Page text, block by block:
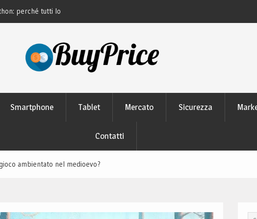
perché tutti lo
moderni
Smartphone Tablet Mercato Sicurezza
Contatti
ambientato nel medioevo?